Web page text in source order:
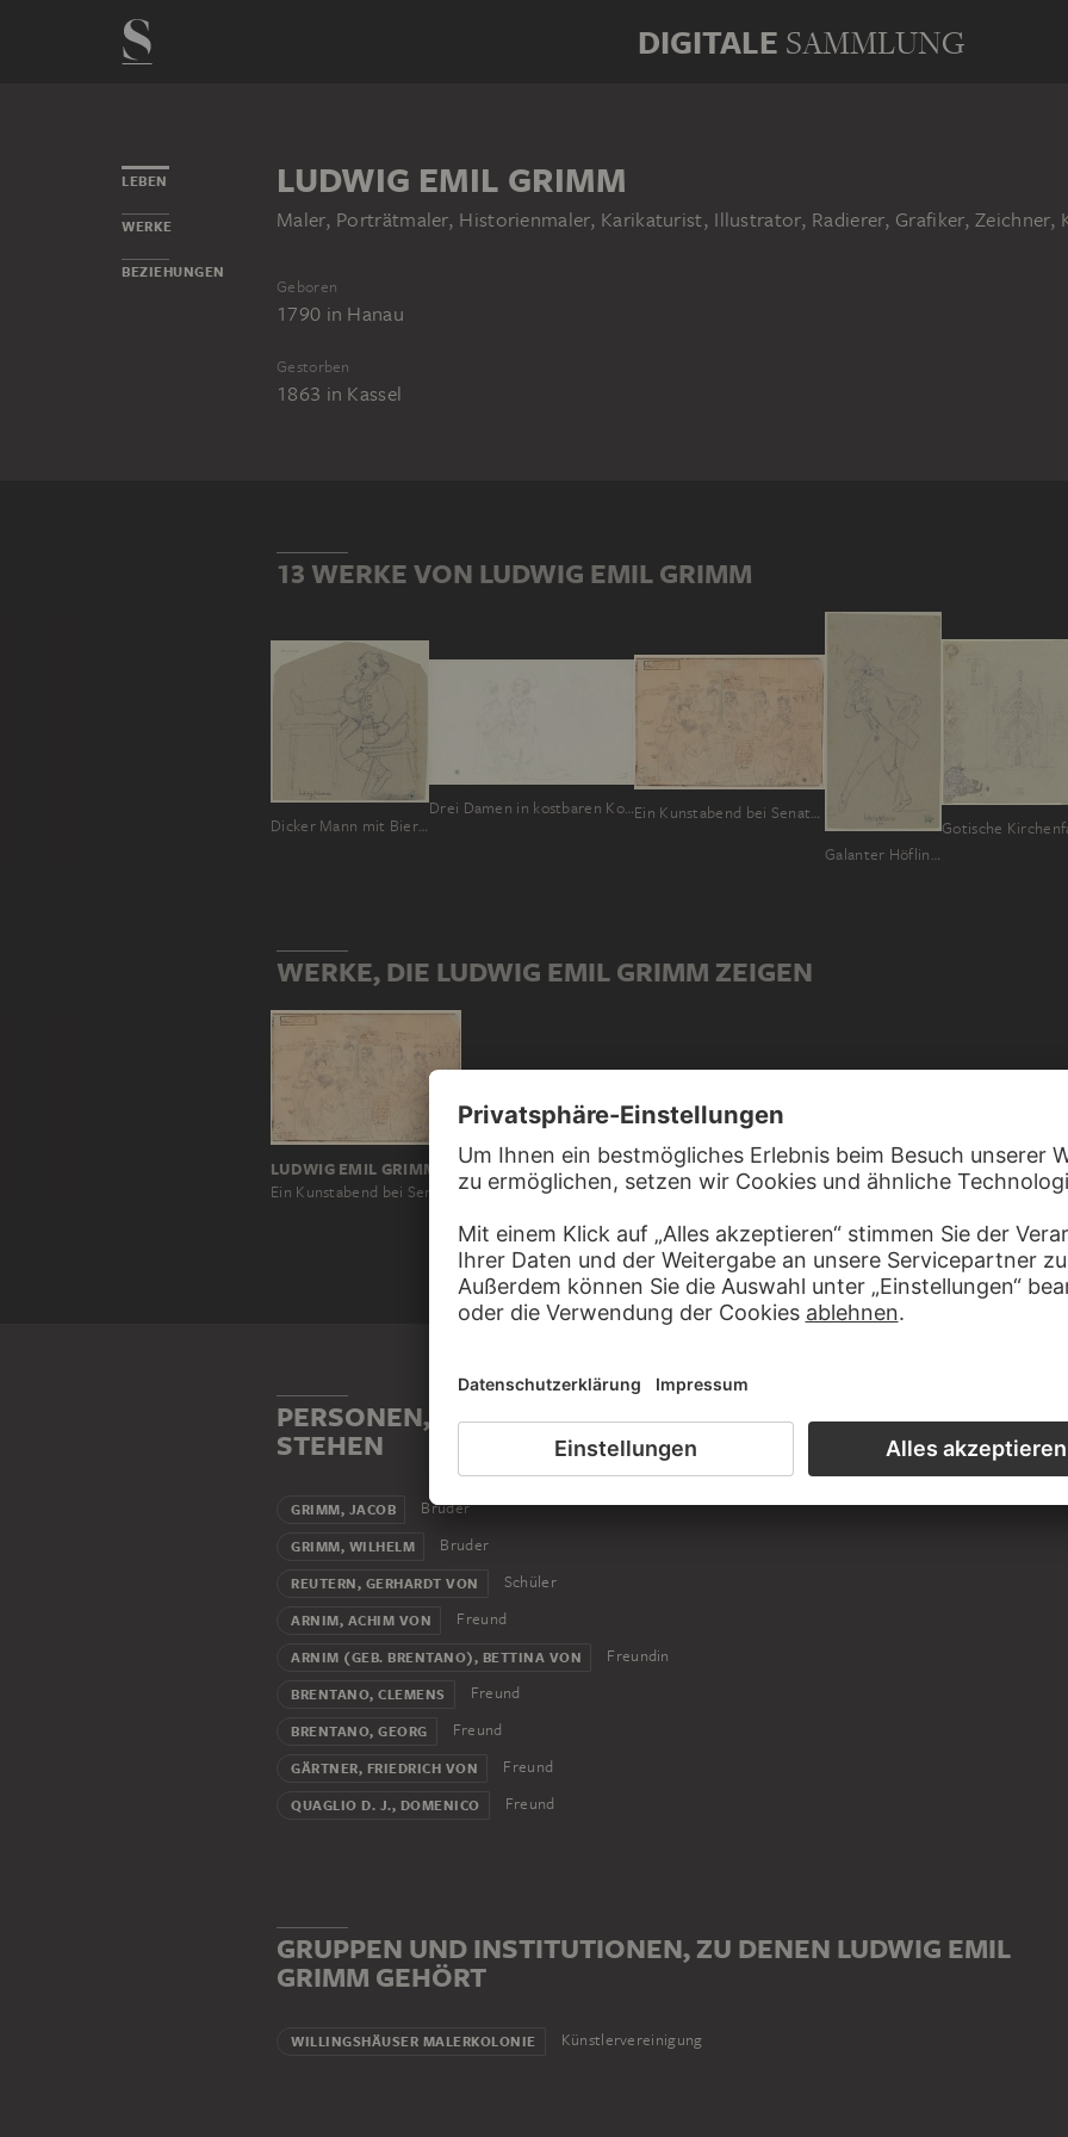
DIGITALE SAMMLUNG
LEBEN
WERKE
BEZIEHUNGEN
LUDWIG EMIL GRIMM
Maler, Porträtmaler, Historienmaler, Karikaturist, Illustrator, Radierer, Grafiker, Zeichner,
Geboren
1790 in Hanau
Gestorben
1863 in Kassel
13 WERKE VON LUDWIG EMIL GRIMM
Dicker Mann mit Bierseidel und Pfeife
Drei Damen in kostbaren Kostümen Ein Kunstabend bei Senator Franz Brentano
Galanter Höfling mit Zopf
WERKE, DIE LUDWIG EMIL GRIMM ZEIGEN
LUDWIG EMIL GRIMM
PERSONEN, DIE MIT LUDWIG EMIL GRIMM IN VERBINDUNG
STEHEN
GRIMM, JACOB Bruder
GRIMM, WILHELM Bruder
REUTERN, GERHARDT VON Schüler
ARNIM, ACHIM VON Freund
ARNIM (GEB. BRENTANO), BETTINA VON Freundin
BRENTANO, CLEMENS Freund
BRENTANO, GEORG Freund
GÄRTNER, FRIEDRICH VON Freund
QUAGLIO D. J., DOMENICO Freund
GRUPPEN UND INSTITUTIONEN, ZU DENEN LUDWIG EMIL
GRIMM GEHÖRT
WILLINGSHÄUSER MALERKOLONIE Künstlervereinigung